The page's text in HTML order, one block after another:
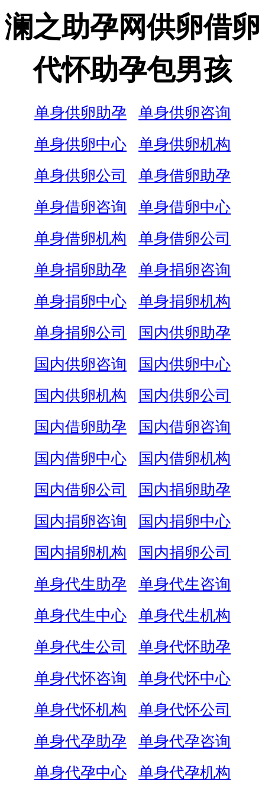
澜之助孕网供卵借卵
代怀助孕包男孩
单身供卵助孕
单身供卵咨询
单身供卵中心
单身供卵机构
单身供卵公司
单身借卵助孕
单身借卵咨询
单身借卵中心
单身借卵机构
单身借卵公司
单身捐卵助孕
单身捐卵咨询
单身捐卵中心
单身捐卵机构
单身捐卵公司
国内供卵助孕
国内供卵咨询
国内供卵中心
国内供卵机构
国内供卵公司
国内借卵助孕
国内借卵咨询
国内借卵中心
国内借卵机构
国内借卵公司
国内捐卵助孕
国内捐卵咨询
国内捐卵中心
国内捐卵机构
国内捐卵公司
单身代生助孕
单身代生咨询
单身代生中心
单身代生机构
单身代生公司
单身代怀助孕
单身代怀咨询
单身代怀中心
单身代怀机构
单身代怀公司
单身代孕助孕
单身代孕咨询
单身代孕中心
单身代孕机构